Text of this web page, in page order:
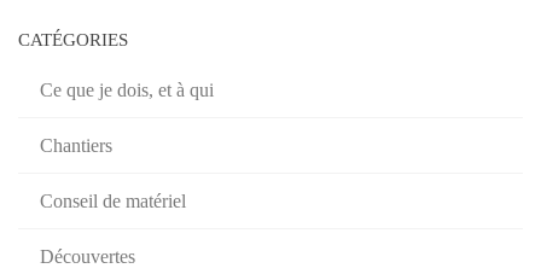
CATÉGORIES
Ce que je dois, et à qui
Chantiers
Conseil de matériel
Découvertes